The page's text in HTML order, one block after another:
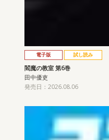
電子版 試し読み
閻魔の教室 第6巻
田中優吏
発売日：2026.08.06